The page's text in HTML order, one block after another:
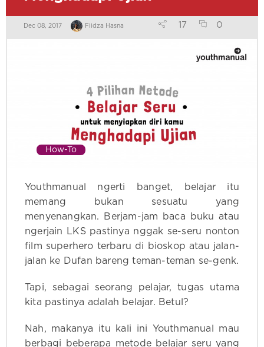
Dec 08, 2017 Fildza Hasna 17 0
How-To
Youthmanual ngerti banget, belajar itu
memang bukan sesuatu yang
menyenangkan. Berjam-jam baca buku atau
ngerjain LKS pastinya nggak se-seru nonton
film superhero terbaru di bioskop atau jalan-
jalan ke Dufan bareng teman-teman se-genk.
Tapi, sebagai seorang pelajar, tugas utama
kita pastinya adalah belajar. Betul?
Nah, makanya itu kali ini Youthmanual mau
berbagi beberapa metode belajar seru yang